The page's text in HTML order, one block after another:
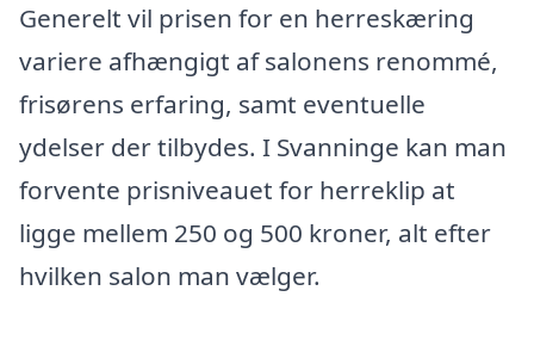
Generelt vil prisen for en herreskæring
variere afhængigt af salonens renommé,
frisørens erfaring, samt eventuelle
ydelser der tilbydes. I Svanninge kan man
forvente prisniveauet for herreklip at
ligge mellem 250 og 500 kroner, alt efter
hvilken salon man vælger.